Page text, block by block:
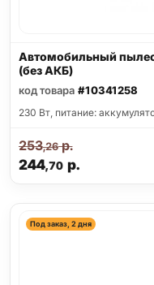
Автомобильный
(без АКБ)
код товара #10341258
230 Вт, питание:
244,70р.
253,26р.
Под заказ, 2 дня